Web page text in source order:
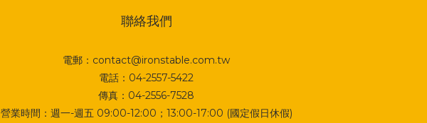
聯絡我們
電郵：contact@ironstable.com.tw
電話：04-2557-5422
傳真：04-2556-7528
營業時間：週一-週五 09:00-12:00；13:00-17:00 (國定假日休假)